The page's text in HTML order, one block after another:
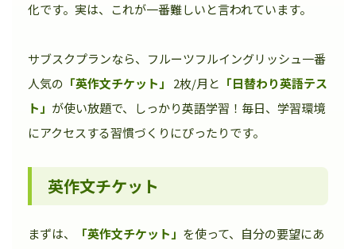
化です。実は、これが一番難しいと言われています。
サブスクプランなら、フルーツフルイングリッシュ一番
人気の 「英作文チケット」 2枚/月と 「日替わり英語テス
ト」 が使い放題で、しっかり英語学習！毎日、学習環境
にアクセスする習慣づくりにぴったりです。
英作文チケット
まずは、 「英作文チケット」 を使って、自分の要望にあ